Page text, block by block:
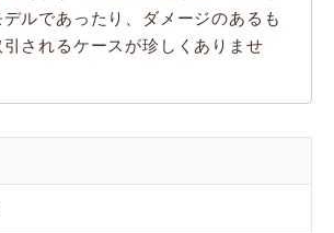
ルであったり、ダメージのあるも
されるケースが珍しくありませ